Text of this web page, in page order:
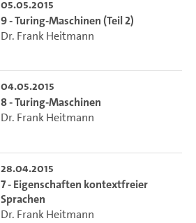
05.05.2015
9 - Turing-Maschinen (Teil 2)
Dr. Frank Heitmann
04.05.2015
8 - Turing-Maschinen
Dr. Frank Heitmann
28.04.2015
7 - Eigenschaften kontextfreier
Sprachen
Dr. Frank Heitmann